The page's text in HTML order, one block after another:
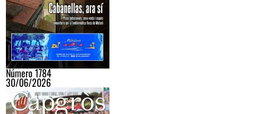
Número 1784
30/06/2026